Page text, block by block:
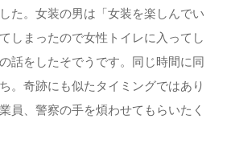
た。女装の男は「女装を楽しんでい
しまったので女性トイレに入ってし
話をしたそでうです。同じ時間に同
。奇跡にも似たタイミングではあり
員、警察の手を煩わせてもらいたく